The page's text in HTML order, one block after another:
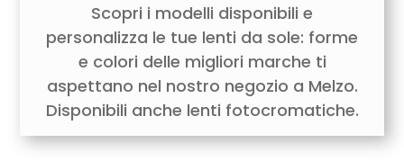
Scopri i modelli disponibili e
personalizza le tue lenti da sole: forme
e colori delle migliori marche ti
aspettano nel nostro negozio a Melzo.
Disponibili anche lenti fotocromatiche.